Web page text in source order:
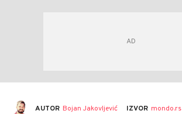
AUTOR Bojan Jakovljević IZVOR mondo.rs